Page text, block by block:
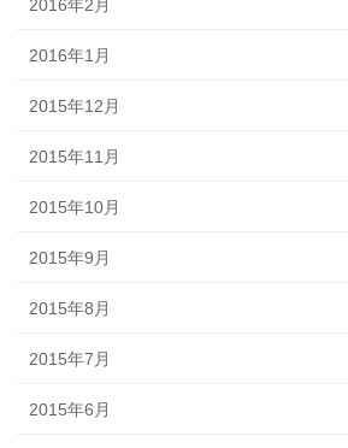
2016年2月
2016年1月
2015年12月
2015年11月
2015年10月
2015年9月
2015年8月
2015年7月
2015年6月